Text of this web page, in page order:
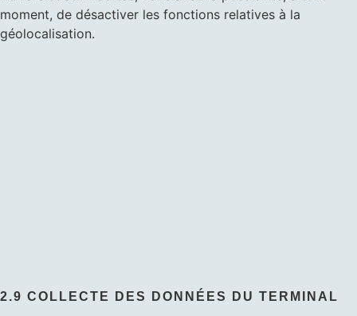
moment, de désactiver les fonctions relatives à la
géolocalisation.
2.9 COLLECTE DES DONNÉES DU TERMINAL